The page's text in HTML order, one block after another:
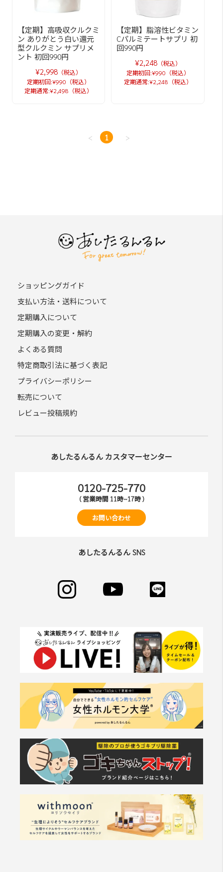
【定期】高吸収クルクミ
ン ありがとう白い還元
型クルクミン サプリメ
ント 初回990円
¥2,998 （税込）
定期初回:¥990（税込）
定期通常:¥2,498（税込）
【定期】脂溶性ビタミン
Cパルミテートサプリ 初
回990円
¥2,248（税込）
定期初回:¥990（税込）
定期通常:¥2,248（税込）
< 1 >
ショッピングガイド
支払い方法・送料について
定期購入について
定期購入の変更・解約
よくある質問
特定商取引法に基づく表記
プライバシーポリシー
転売について
レビュー投稿規約
あしたるんるん カスタマーセンター
0120-725-770
( 営業時間 11時~17時 )
お問い合わせ
あしたるんるん SNS